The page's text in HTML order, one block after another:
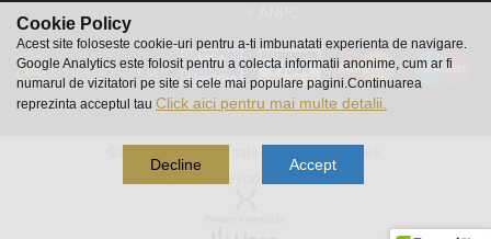
Cookie Policy
Acest site foloseste cookie-uri pentru a-ti imbunatati experienta de navigare.
Google Analytics este folosit pentru a colecta informatii anonime, cum ar fi
numarul de vizitatori pe site si cele mai populare pagini.Continuarea
reprezinta acceptul tau Click aici pentru mai multe detalii.
Decline Accept
DNA